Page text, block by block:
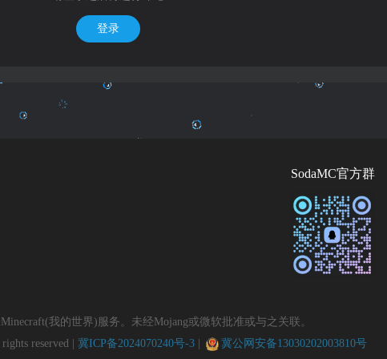
登录
SodaMC官方群
我的世界)服务。未经Mojang或微软批准或与之关联。
reserved | 冀ICP备2024070240号-3 冀公网安备13030202003810号